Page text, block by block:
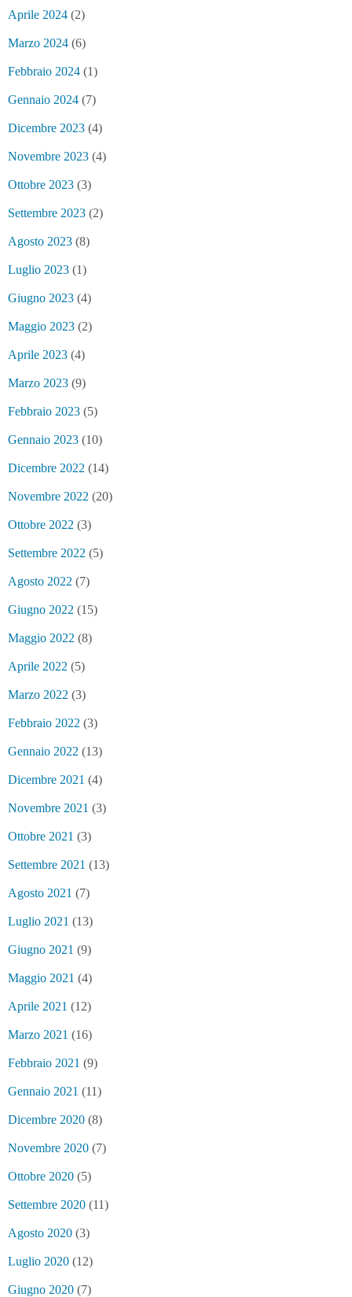
Aprile 2024 (2)
Marzo 2024 (6)
Febbraio 2024 (1)
Gennaio 2024 (7)
Dicembre 2023 (4)
Novembre 2023 (4)
Ottobre 2023 (3)
Settembre 2023 (2)
Agosto 2023 (8)
Luglio 2023 (1)
Giugno 2023 (4)
Maggio 2023 (2)
Aprile 2023 (4)
Marzo 2023 (9)
Febbraio 2023 (5)
Gennaio 2023 (10)
Dicembre 2022 (14)
Novembre 2022 (20)
Ottobre 2022 (3)
Settembre 2022 (5)
Agosto 2022 (7)
Giugno 2022 (15)
Maggio 2022 (8)
Aprile 2022 (5)
Marzo 2022 (3)
Febbraio 2022 (3)
Gennaio 2022 (13)
Dicembre 2021 (4)
Novembre 2021 (3)
Ottobre 2021 (3)
Settembre 2021 (13)
Agosto 2021 (7)
Luglio 2021 (13)
Giugno 2021 (9)
Maggio 2021 (4)
Aprile 2021 (12)
Marzo 2021 (16)
Febbraio 2021 (9)
Gennaio 2021 (11)
Dicembre 2020 (8)
Novembre 2020 (7)
Ottobre 2020 (5)
Settembre 2020 (11)
Agosto 2020 (3)
Luglio 2020 (12)
Giugno 2020 (7)